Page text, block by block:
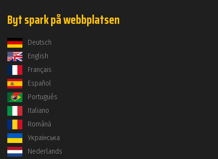
Byt spark på webbplatsen
Deutsch
English
Français
Español
Português
Italiano
Română
Українська
Nederlands